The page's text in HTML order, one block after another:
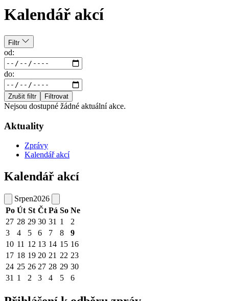
Kalendář akcí
Filtr
od:
do:
Zrušit filtr Filtrovat
Nejsou dostupné žádné aktuální akce.
Aktuality
Zprávy
Kalendář akcí
Kalendář akcí
Srpen2026
Po Út St Čt Pá So Ne
27 28 29 30 31 1
2
3
4 5 6 7 8
9
10 11 12 13 14 15 16
17 18 19 20 21 22 23
24 25 26 27 28 29 30
31 1 2 3 4 5 6